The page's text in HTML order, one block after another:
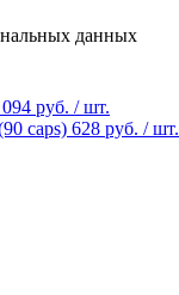
данных
руб. / шт.
caps) 628 руб. / шт.